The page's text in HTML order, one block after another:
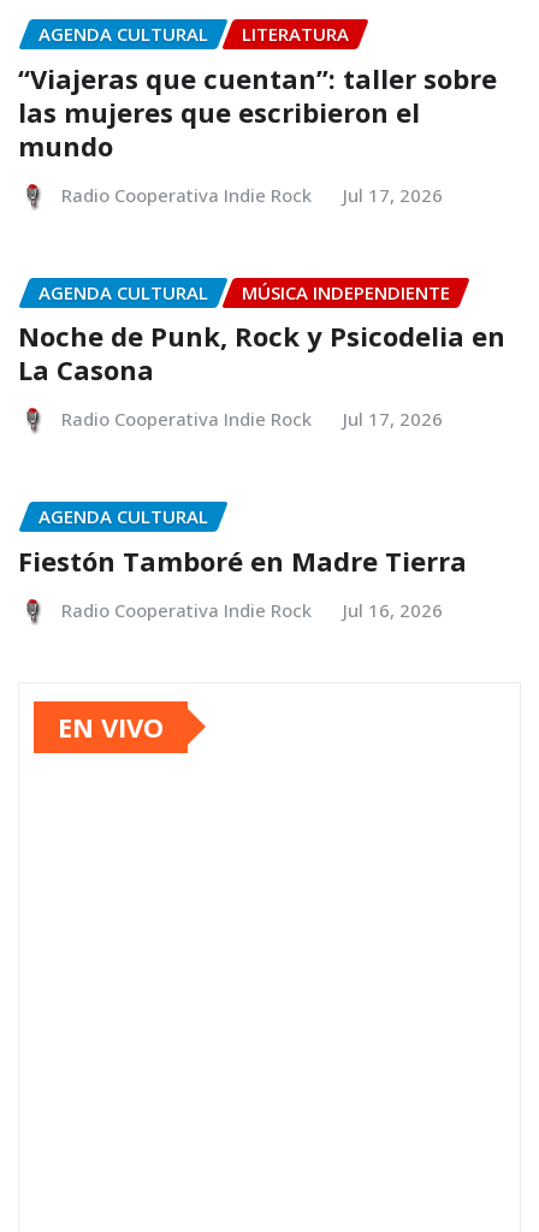
AGENDA CULTURAL LITERATURA
“Viajeras que cuentan”: taller sobre
las mujeres que escribieron el
mundo
Radio Cooperativa Indie Rock Jul 17, 2026
AGENDA CULTURAL MÚSICA INDEPENDIENTE
Noche de Punk, Rock y Psicodelia en
La Casona
Radio Cooperativa Indie Rock Jul 17, 2026
AGENDA CULTURAL
Fiestón Tamboré en Madre Tierra
Radio Cooperativa Indie Rock Jul 16, 2026
EN VIVO